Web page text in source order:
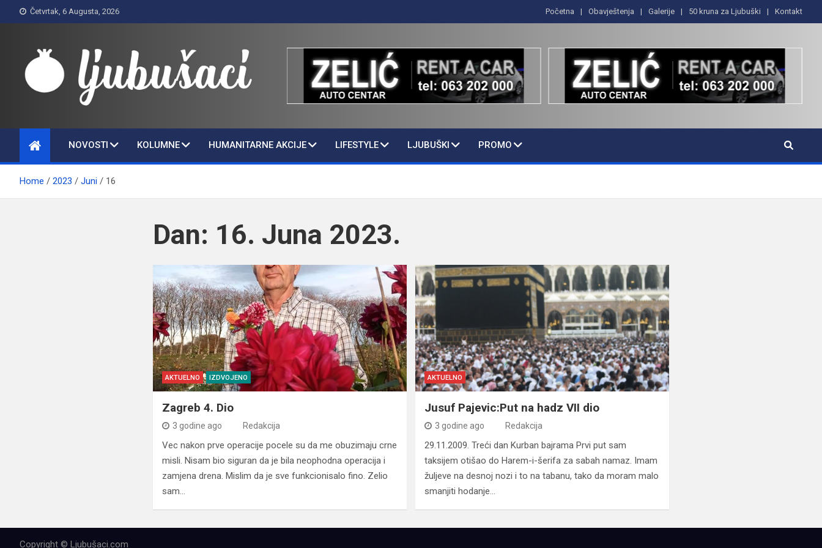
to
Četvrtak, 6 Augusta, 2026 Početna Obavještenja Galerije 50 kruna za Ljubuški Kontakt
Ljubušaci
NOVOSTI KOLUMNE HUMANITARNE AKCIJE LIFESTYLE LJUBUŠKI PROMO
Home 2023 Juni 16
Dan: 16. Juna 2023.
AKTUELNO IZDVOJENO
Zagreb 4. Dio
3 godine ago Redakcija
Vec nakon prve operacije pocele su da me obuzimaju crne
misli. Nisam bio siguran da je bila neophodna operacija i
zamjena drena. Mislim da je sve funkcionisalo fino. Zelio
sam…
AKTUELNO
Jusuf Pajevic:Put na hadz VII dio
3 godine ago Redakcija
29.11.2009. Treći dan Kurban bajrama Prvi put sam
taksijem otišao do Harem-i-šerifa za sabah namaz. Imam
žuljeve na desnoj nozi i to na tabanu, tako da moram malo
smanjiti hodanje…
Copyright © Ljubušaci.com